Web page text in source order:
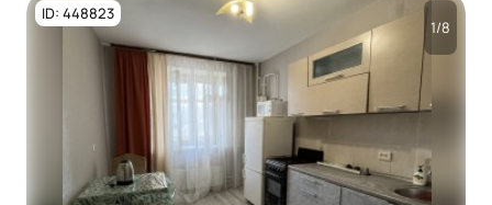
ID: 448823
1/8